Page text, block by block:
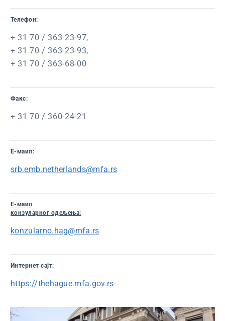
Телефон:
+ 31 70 / 363-23-97,
+ 31 70 / 363-23-93,
+ 31 70 / 363-68-00
Факс:
+ 31 70 / 360-24-21
Е-маил:
srb.emb.netherlands@mfa.rs
Е-маил
конзуларног одељења:
konzularno.hag@mfa.rs
Интернет сајт:
https://thehague.mfa.gov.rs